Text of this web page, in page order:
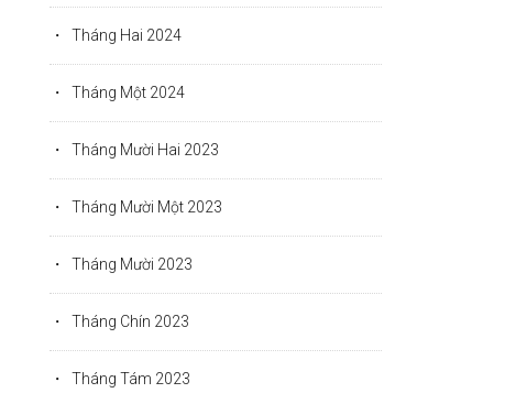
Tháng Hai 2024
Tháng Một 2024
Tháng Mười Hai 2023
Tháng Mười Một 2023
Tháng Mười 2023
Tháng Chín 2023
Tháng Tám 2023